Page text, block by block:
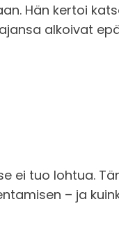
Hän kertoi
alkoivat
ei tuo lohtua.
– ja